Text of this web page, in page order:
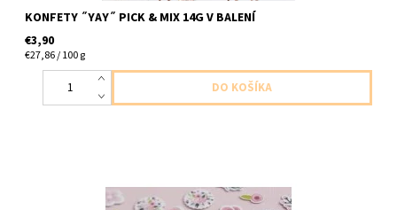
KONFETY ˝YAY˝ PICK & MIX 14G V BALENÍ
€3,90
€27,86 / 100 g